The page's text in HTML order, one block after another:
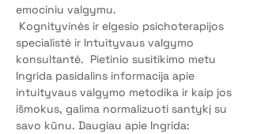
emociniu valgymu.
specialistė ir Intuityvaus valgymo
konsultantė.  Pietinio susitikimo metu
Ingrida pasidalins informacija apie
intuityvaus valgymo metodika ir kaip jos
išmokus, galima normalizuoti santykį su
savo kūnu. Daugiau apie Ingrida: